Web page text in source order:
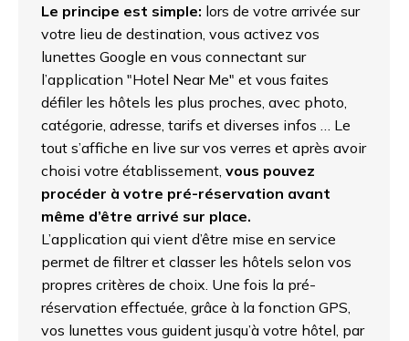
Le principe est simple: lors de votre arrivée sur
votre lieu de destination, vous activez vos
lunettes Google en vous connectant sur
l’application "Hotel Near Me" et vous faites
défiler les hôtels les plus proches, avec photo,
catégorie, adresse, tarifs et diverses infos … Le
tout s’affiche en live sur vos verres et après avoir
choisi votre établissement, vous pouvez
procéder à votre pré-réservation avant
même d’être arrivé sur place.
L’application qui vient d’être mise en service
permet de filtrer et classer les hôtels selon vos
propres critères de choix. Une fois la pré-
réservation effectuée, grâce à la fonction GPS,
vos lunettes vous guident jusqu’à votre hôtel, par